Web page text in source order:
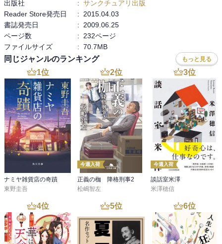
出版社
: サンクチュアリ出版
Reader Store発売日
:
2015.04.03
書誌発売日
:
2009.06.25
ページ数
:
232ページ
ファイルサイズ
: 70.7MB
同じジャンルのランキング もっと見る
1位
ナミヤ雑貨店の奇蹟
東野圭吾
2位
今週入荷
正義の枷 降格刑事2
松嶋智左
3位
今週入荷
談話室米澤
米澤穂信
4位 5位 6位